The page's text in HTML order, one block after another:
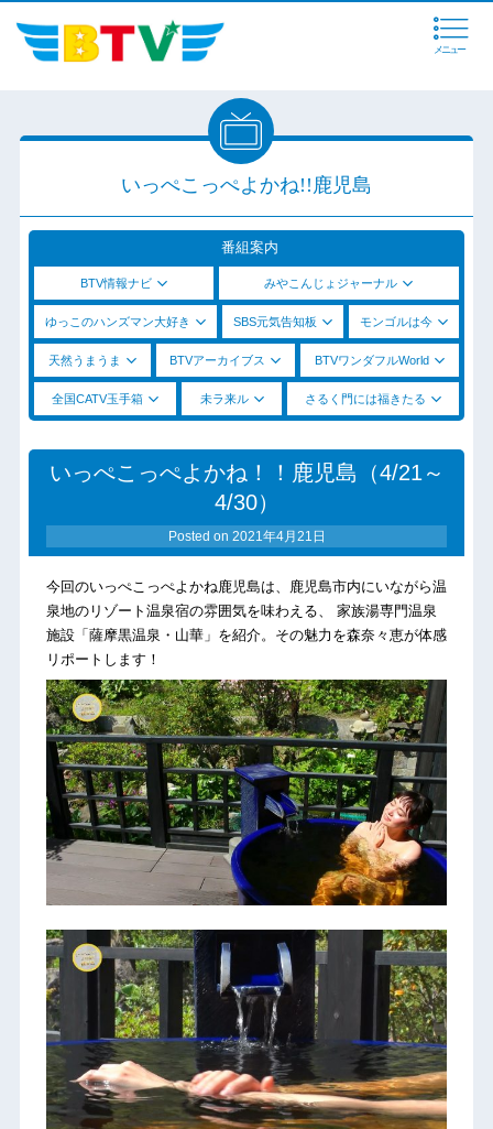
メニュー
いっぺこっぺよかね!!鹿児島
番組案内
BTV情報ナビ みやこんじょジャーナル
ゆっこのハンズマン大好き SBS元気告知板 モンゴルは今
天然うまうま BTVアーカイブス BTVワンダフルWorld
全国CATV玉手箱 未ラ来ル さるく門には福きたる
いっぺこっぺよかね！！鹿児島（4/21～
4/30）
Posted on 2021年4月21日
今回のいっぺこっぺよかね鹿児島は、鹿児島市内にいながら温
泉地のリゾート温泉宿の雰囲気を味わえる、 家族湯専門温泉
施設「薩摩黒温泉・山華」を紹介。その魅力を森奈々恵が体感
リポートします！